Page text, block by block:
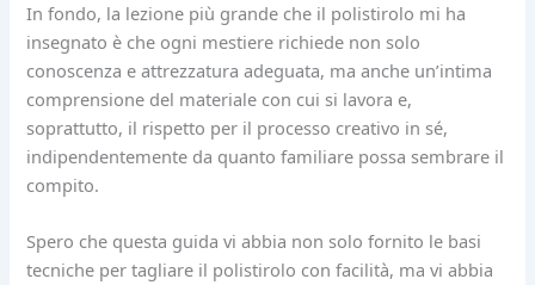
In fondo, la lezione più grande che il polistirolo mi ha
insegnato è che ogni mestiere richiede non solo
conoscenza e attrezzatura adeguata, ma anche un’intima
comprensione del materiale con cui si lavora e,
soprattutto, il rispetto per il processo creativo in sé,
indipendentemente da quanto familiare possa sembrare il
compito.
Spero che questa guida vi abbia non solo fornito le basi
tecniche per tagliare il polistirolo con facilità, ma vi abbia